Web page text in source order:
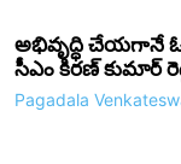
అభివృద్ధి చేయగానే
సీఎం కిరణ్ కుమార్
Pagadala